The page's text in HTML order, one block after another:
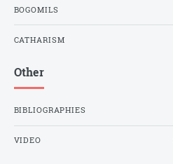
BOGOMILS
CATHARISM
Other
BIBLIOGRAPHIES
VIDEO